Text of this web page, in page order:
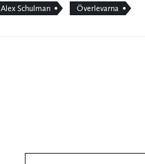
Alex Schulman Överlevarna